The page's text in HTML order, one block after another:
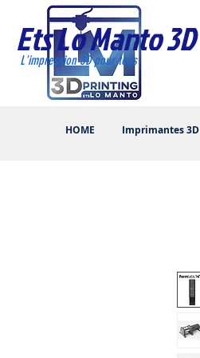
Ets Lo Manto 3D
HOME Imprimantes 3D
L'impression 3D pour tous